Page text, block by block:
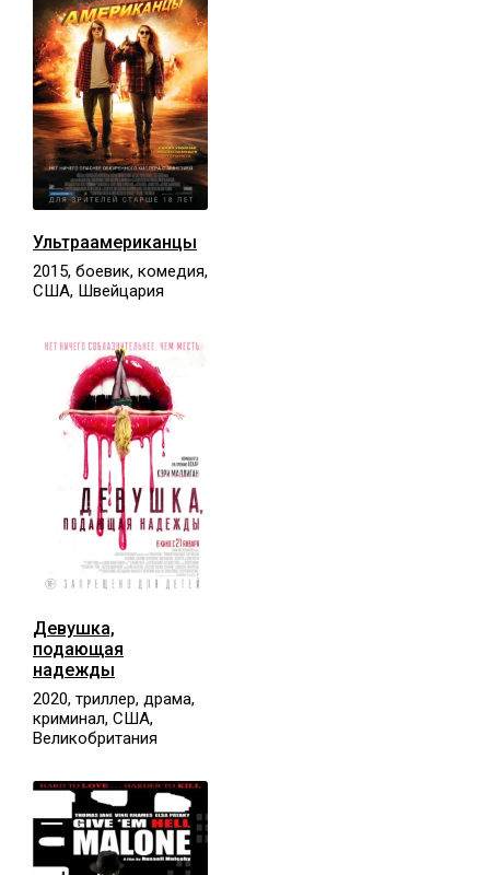
Ультраамериканцы
2015, боевик, комедия,
США, Швейцария
Девушка,
подающая
надежды
2020, триллер, драма,
криминал, США,
Великобритания